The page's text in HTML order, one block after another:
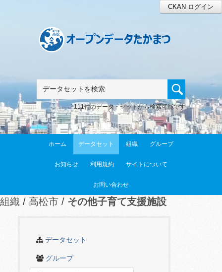
CKAN ログイン
111件のデータ・セットから検索可能です
ホーム データセット 組織 グループ
お知らせ 利用規約 サイトについて
お問い合わせ
組織 高松市 その他子育て支援施設
データセット
グループ